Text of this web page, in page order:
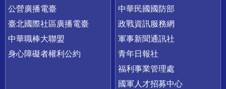
公營廣播電臺
臺北國際社區廣播電臺
中華職棒大聯盟
身心障礙者權利公約
中華民國國防部
政戰資訊服務網
軍事新聞通訊社
青年日報社
福利事業管理處
國軍人才招募中心